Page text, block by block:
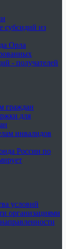
субсидий из
Орла
- получателей
граждан
для
инвалидов
России по
условий
организациями